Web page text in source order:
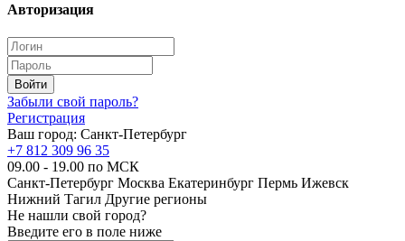
Авторизация
Забыли свой пароль?
Регистрация
Ваш город: Санкт-Петербург
+7 812 309 96 35
09.00 - 19.00 по МСК
Санкт-Петербург Москва Екатеринбург Пермь Ижевск
Нижний Тагил Другие регионы
Не нашли свой город?
Введите его в поле ниже